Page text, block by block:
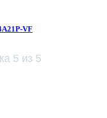
VF
5 из 5